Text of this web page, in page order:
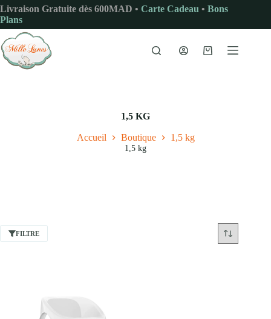
Passer
au
contenu
Livraison Gratuite dès 600MAD • Carte Cadeau • Bons
Plans
Panier
1,5 KG
Accueil Boutique 1,5 kg
1,5 kg
FILTRE